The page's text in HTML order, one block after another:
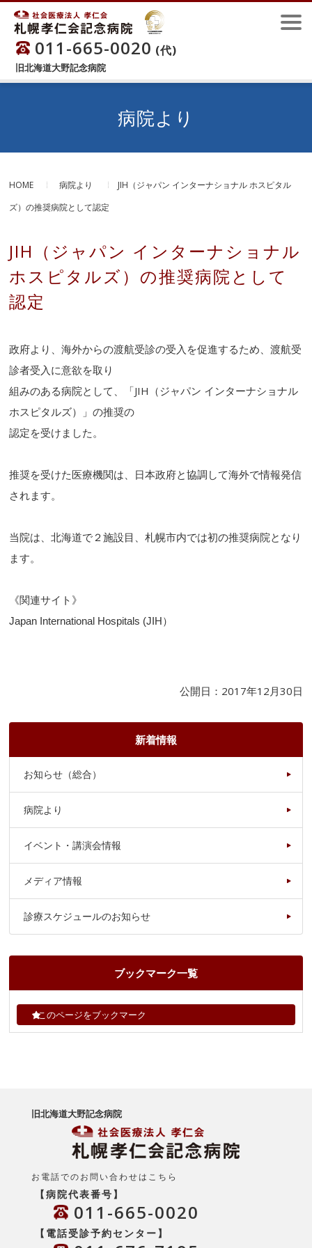
011-665-0020 (代)
旧北海道大野記念病院
病院より
HOME 病院より
JIH（ジャパン インターナショナル ホスピタル
ズ）の推奨病院として認定
JIH（ジャパン インターナショナル
ホスピタルズ）の推奨病院として
認定
政府より、海外からの渡航受診の受入を促進するため、渡航受
診者受入に意欲を取り
組みのある病院として、「JIH（ジャパン インターナショナル
ホスピタルズ）」の推奨の
認定を受けました。
推奨を受けた医療機関は、日本政府と協調して海外で情報発信
されます。
当院は、北海道で２施設目、札幌市内では初の推奨病院となり
ます。
《関連サイト》
Japan International Hospitals (JIH）
公開日：2017年12月30日
新着情報
お知らせ（総合）
病院より
イベント・講演会情報
メディア情報
診療スケジュールのお知らせ
ブックマーク一覧
このページをブックマーク
旧北海道大野記念病院
お電話でのお問い合わせはこちら
【病院代表番号】
011-665-0020
【電話受診予約センター】